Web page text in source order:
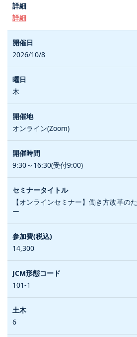
詳細
2026/10/8
木
オンライン(Zoom)
9:30～16:30(受付9:00)
【オンラインセミナー】働き方改革の
ー
14,300
101-1
6